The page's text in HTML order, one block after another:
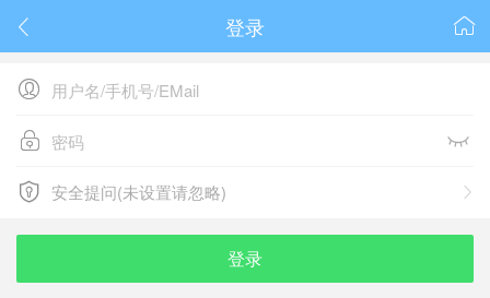
 
登录

 
 
安全提问(未设置请忽略)
安全提问(未设置请忽略)
登录